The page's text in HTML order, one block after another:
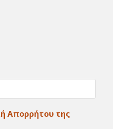
Απορρήτου της